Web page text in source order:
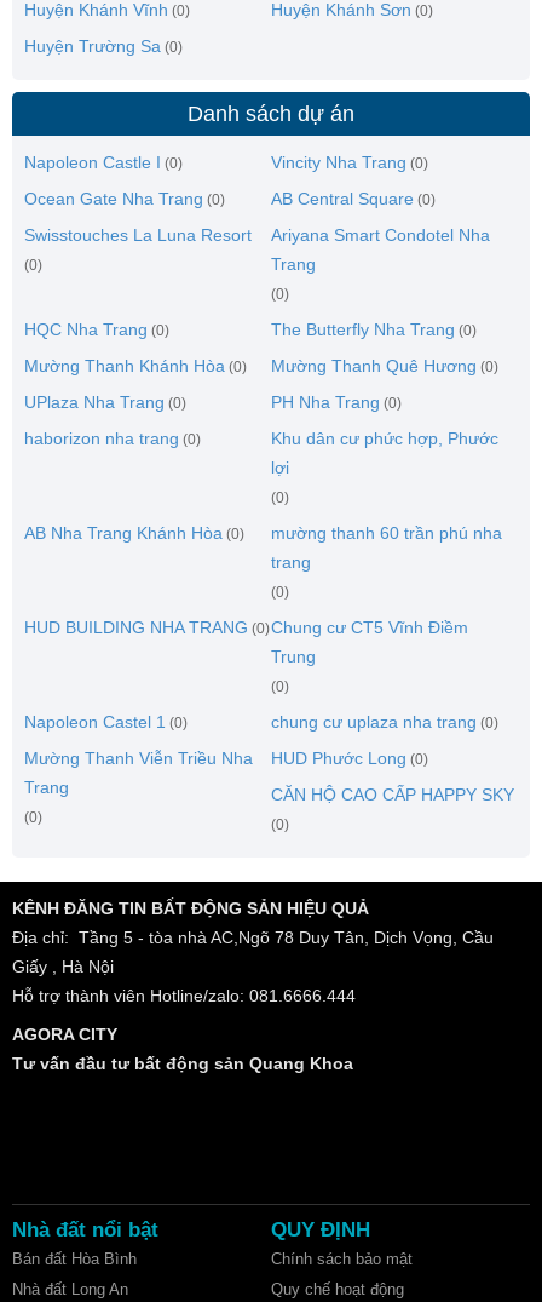
Huyện Khánh Vĩnh (0) Huyện Khánh Sơn (0)
Huyện Trường Sa (0)
Danh sách dự án
Napoleon Castle I (0) Vincity Nha Trang (0)
Ocean Gate Nha Trang (0) AB Central Square (0)
Swisstouches La Luna Resort
(0)
Ariyana Smart Condotel Nha
Trang
(0)
HQC Nha Trang (0) The Butterfly Nha Trang (0)
Mường Thanh Khánh Hòa (0) Mường Thanh Quê Hương (0)
UPlaza Nha Trang (0) PH Nha Trang (0)
haborizon nha trang (0)
Khu dân cư phức hợp, Phước
lợi
(0)
AB Nha Trang Khánh Hòa (0)
mường thanh 60 trần phú nha
trang
(0)
HUD BUILDING NHA TRANG (0)Chung cư CT5 Vĩnh Điềm
Trung
(0)
Napoleon Castel 1 (0) chung cư uplaza nha trang (0)
Mường Thanh Viễn Triều Nha
Trang
(0)
HUD Phước Long (0)
CĂN HỘ CAO CẤP HAPPY SKY
(0)
KÊNH ĐĂNG TIN BẤT ĐỘNG SẢN HIỆU QUẢ
Địa chỉ: Tầng 5 - tòa nhà AC,Ngõ 78 Duy Tân, Dịch Vọng, Cầu
Giấy , Hà Nội
Hỗ trợ thành viên Hotline/zalo: 081.6666.444
AGORA CITY
Tư vấn đầu tư bất động sản Quang Khoa
Nhà đất nổi bật
Bán đất Hòa Bình
Nhà đất Long An
QUY ĐỊNH
Chính sách bảo mật
Quy chế hoạt động